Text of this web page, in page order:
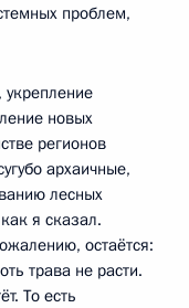
проблем,
новых
регионов
архаичные,
лесных
я сказал.
остаётся:
трава не расти.
То есть